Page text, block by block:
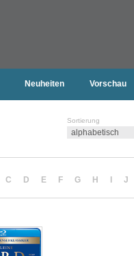
Neuheiten Vorschau
Sortierung
C D E F G H J